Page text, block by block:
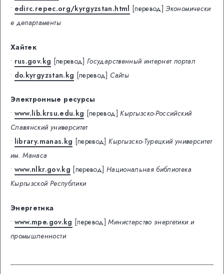
• edirc.repec.org/kyrgyzstan.html [перевод] Экономически
е департаменты
Хайтек
• rus.gov.kg [перевод] Государственный интернет портал
• do.kyrgyzstan.kg [перевод] Сайты
Электронные ресурсы
• www.lib.krsu.edu.kg [перевод] Кыргызско-Российский
Славянский университет
• library.manas.kg [перевод] Кыргызско-Турецкий университет
им. Манаса
• www.nlkr.gov.kg [перевод] Национальная библиотека
Кыргызской Республики
Энергетика
• www.mpe.gov.kg [перевод] Министерство энергетики и
промышленности